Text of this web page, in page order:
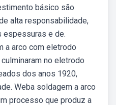
básico são
alta responsabilidade,
espessuras e de.
a arco com eletrodo
no eletrodo
dos anos 1920,
Weba soldagem a arco
processo que produz a